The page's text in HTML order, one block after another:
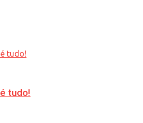
tudo!